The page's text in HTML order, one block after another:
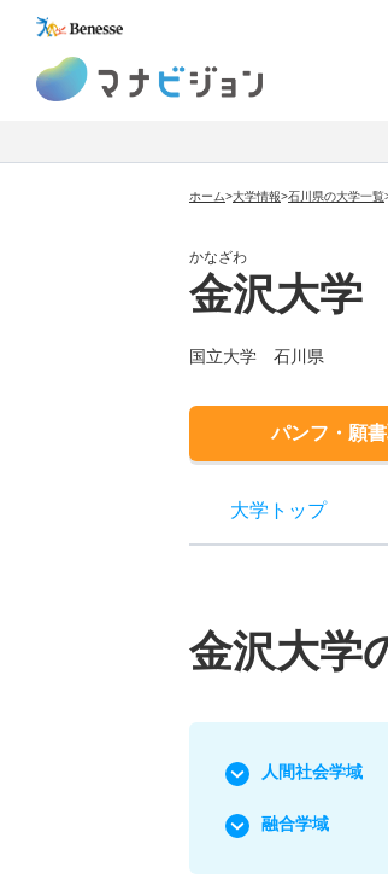
ホーム>大学情報>石川県の大学一覧
かなざわ
金沢大学
国立大学 石川県
パンフ・願
大学トップ
金沢大学
人間社会学域
融合学域